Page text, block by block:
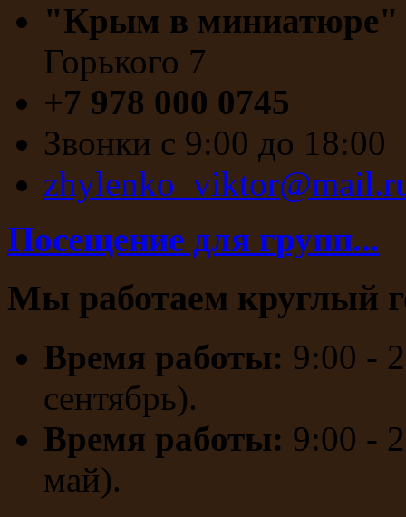
"Крым в
Горького 7
+7 978 000 0745
Звонки с 9:00 до 18:00
Посещение для групп...
Мы работаем круглый
Время работы: 9:00 -
сентябрь).
Время работы: 9:00 -
май).